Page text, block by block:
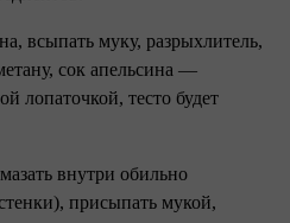
всыпать муку, разрыхлитель,
сок апельсина —
лопаточкой, тесто будет
внутри обильно
присыпать мукой,